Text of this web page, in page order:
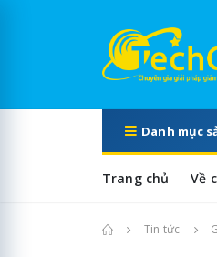
Danh mục
Trang chủ Về
Trang chủ
Tin tức